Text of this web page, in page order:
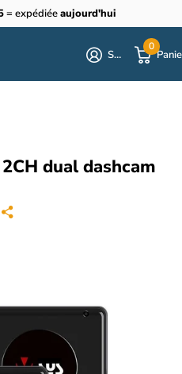
= expédiéeaujourd'hui
S'identifier
0
dual dashcam